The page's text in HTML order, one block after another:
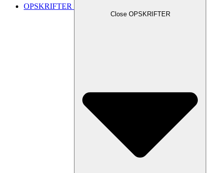
OPSKRIFTER
Close OPSKRIFTER